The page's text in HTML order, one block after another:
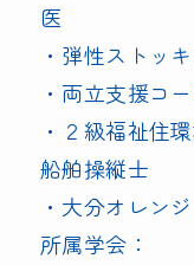
医
・弾性ストッ
・両立支援コ
・２級福祉住
船舶操縦士
・大分オレン
所属学会：